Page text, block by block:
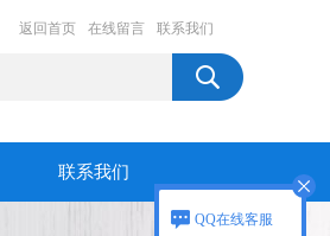
返回首页 在线留言 联系我们
联系我们
QQ在线客服